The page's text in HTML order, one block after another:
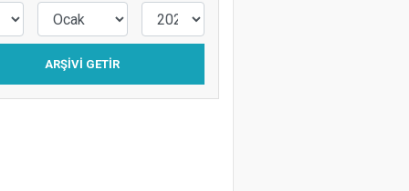
ARŞIVI GETIR